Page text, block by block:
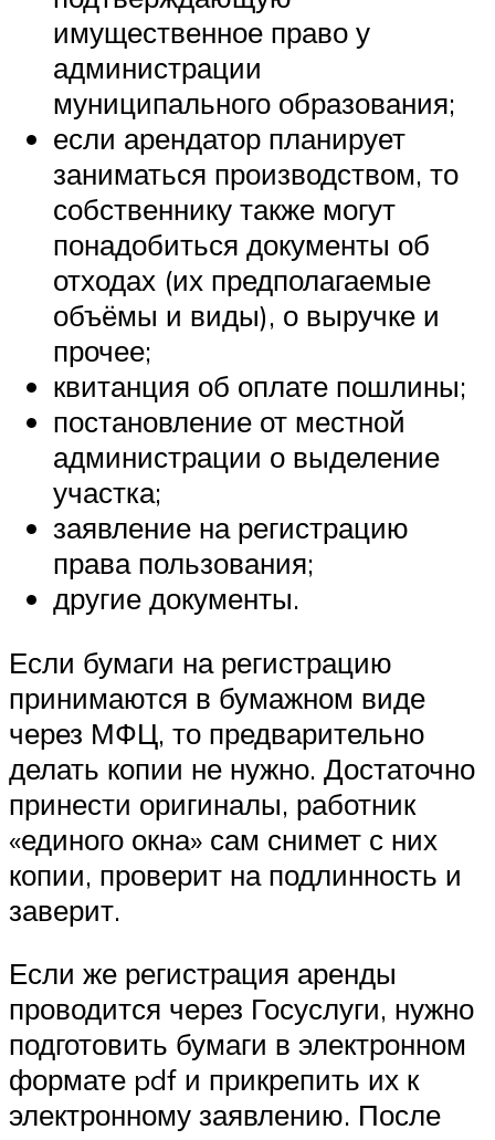
имущественное право у
администрации
муниципального образования;
если арендатор планирует
заниматься производством, то
собственнику также могут
понадобиться документы об
отходах (их предполагаемые
объёмы и виды), о выручке и
прочее;
квитанция об оплате пошлины;
постановление от местной
администрации о выделение
участка;
заявление на регистрацию
права пользования;
другие документы.
Если бумаги на регистрацию
принимаются в бумажном виде
через МФЦ, то предварительно
делать копии не нужно. Достаточно
принести оригиналы, работник
«единого окна» сам снимет с них
копии, проверит на подлинность и
заверит.
Если же регистрация аренды
проводится через Госуслуги, нужно
подготовить бумаги в электронном
формате pdf и прикрепить их к
электронному заявлению. После